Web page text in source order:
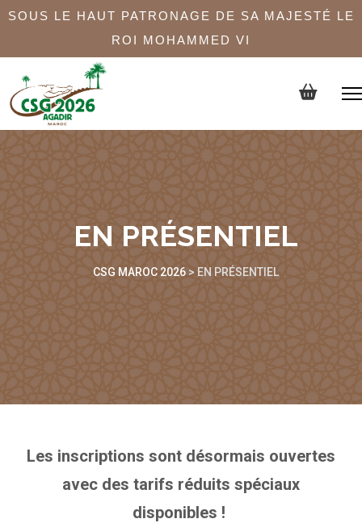
SOUS LE HAUT PATRONAGE DE SA MAJESTÉ LE
ROI MOHAMMED VI
EN PRÉSENTIEL
CSG MAROC 2026 > EN PRÉSENTIEL
Les inscriptions sont désormais ouvertes
avec des tarifs réduits spéciaux
disponibles !